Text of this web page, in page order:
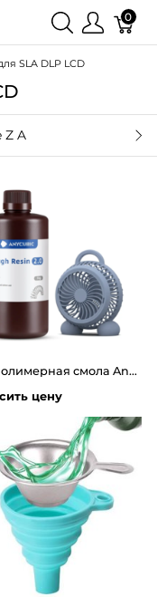
0
SLA DLP LCD
Z A
Фотополимерная смола Anycubic Flexible Tough Resin 2.0 (1 кг)
цену